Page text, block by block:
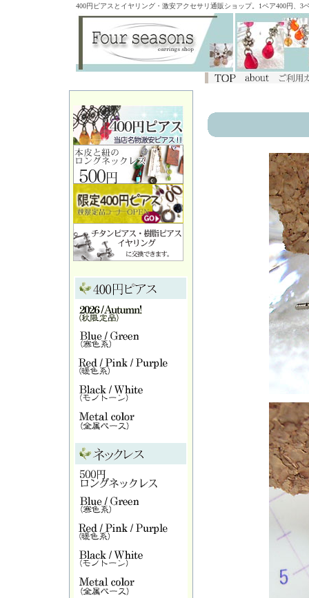
400円ピアスとイヤリング・激安アクセサリ通販ショップ。1ペア400円、